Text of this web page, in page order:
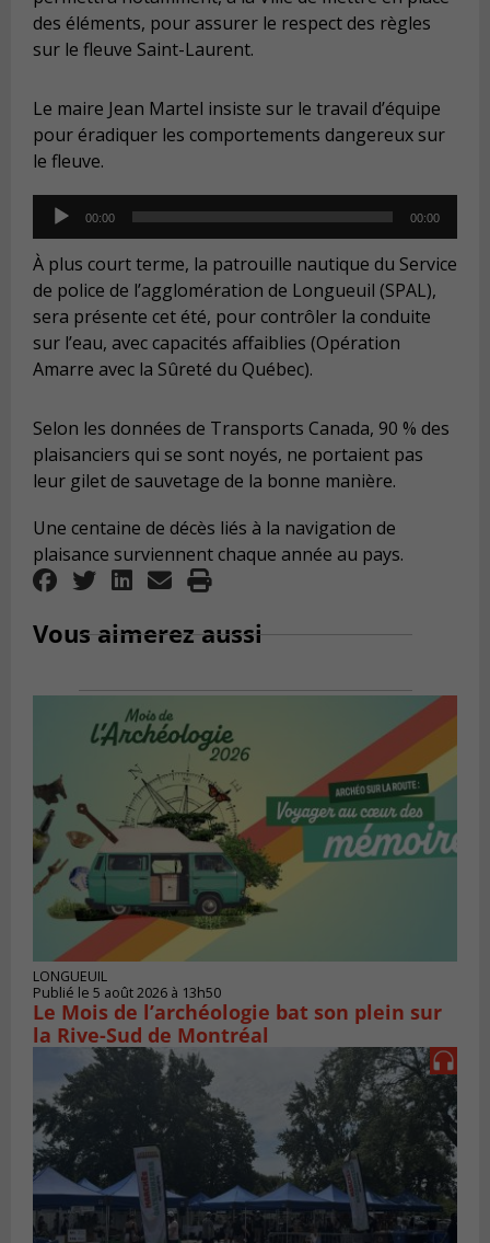
des éléments, pour assurer le respect des règles
sur le fleuve Saint-Laurent.
Le maire Jean Martel insiste sur le travail d’équipe
pour éradiquer les comportements dangereux sur
le fleuve.
Audio
Player
00:00 00:00
À plus court terme, la patrouille nautique du Service
de police de l’agglomération de Longueuil (SPAL),
sera présente cet été, pour contrôler la conduite
sur l’eau, avec capacités affaiblies (Opération
Amarre avec la Sûreté du Québec).
Selon les données de Transports Canada, 90 % des
plaisanciers qui se sont noyés, ne portaient pas
leur gilet de sauvetage de la bonne manière.
Une centaine de décès liés à la navigation de
plaisance surviennent chaque année au pays.
Vous aimerez aussi
LONGUEUIL
Publié le 5 août 2026 à 13h50
Le Mois de l’archéologie bat son plein sur
la Rive-Sud de Montréal